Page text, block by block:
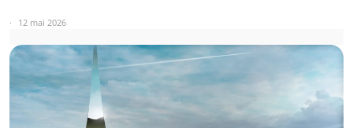
12 mai 2026